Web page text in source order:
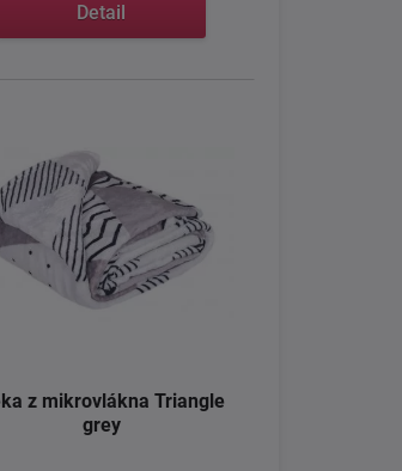
Detail
z mikrovlákna Triangle
grey